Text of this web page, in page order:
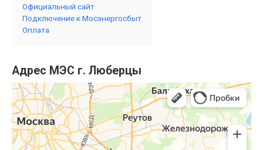
Официальный сайт
Подключение к Мосэнергосбыт
Оплата
Адрес МЭС г. Люберцы